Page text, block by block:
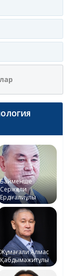
Байменше
Серікқали
Ердіғалиұлы
Жұмағали Алмас
Қабдымәжитұлы